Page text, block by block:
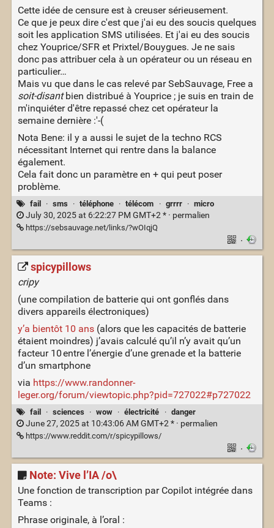
Cette idée de censure est à creuser sérieusement.
Ce que je peux dire c'est que j'ai eu des soucis quelques
soit les application SMS utilisées. Et j'ai eu des soucis
chez Youprice/SFR et Prixtel/Bouygues. Je ne sais
donc pas attribuer cela à un opérateur ou un réseau en
particulier…
Mais vu que dans le cas relevé par SebSauvage, Free a
soit-disantbien distribué à Youprice ; je suis en train de
m'inquiéter d'être repassé chez cet opérateur la
semaine dernière :'-(
Nota Bene: il y a aussi le sujet de la techno RCS
nécessitant Internet qui rentre dans la balance
également.
Cela fait donc un paramètre en + qui peut poser
problème.
fail · sms · téléphone · télécom · grrrr · micro
July 30, 2025 at 6:22:27 PM GMT+2 * · permalien
https://sebsauvage.net/links/?wOIqjQ
·
spicypillows
cripy
(une compilation de batterie qui ont gonflés dans
divers appareils électroniques)
y’a bientôt 10 ans(alors que les capacités de batterie
étaient moindres) j’avais calculé qu’il n’y avait qu’un
facteur 10 entre l’énergie d’une grenade et la batterie
d’un smartphone
via https://www.randonner-
leger.org/forum/viewtopic.php?pid=727022#p727022
fail · sciences · wow · électricité · danger
June 27, 2025 at 10:43:06 AM GMT+2 * · permalien
https://www.reddit.com/r/spicypillows/
·
Note: Vive l’IA /o\
Une fonction de transcription par Copilot intégrée dans
Teams :
Phrase originale, à l’oral :